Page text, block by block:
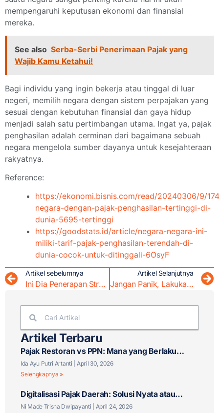
mempengaruhi keputusan ekonomi dan finansial
mereka.
See also Serba-Serbi Penerimaan Pajak yang
Wajib Kamu Ketahui!
Bagi individu yang ingin bekerja atau tinggal di luar
negeri, memilih negara dengan sistem perpajakan yang
sesuai dengan kebutuhan finansial dan gaya hidup
menjadi salah satu pertimbangan utama. Ingat ya, pajak
penghasilan adalah cerminan dari bagaimana sebuah
negara mengelola sumber dayanya untuk kesejahteraan
rakyatnya.
Reference:
https://ekonomi.bisnis.com/read/20240306/9/
negara-dengan-pajak-penghasilan-tertinggi-di-
dunia-5695-tertinggi
https://goodstats.id/article/negara-negara-ini-
miliki-tarif-pajak-penghasilan-terendah-di-
dunia-cocok-untuk-ditinggali-6OsyF
Artikel sebelumnya
Ini Dia Penerapan Strategi dalam Tax Planning
Artikel Selanjutnya
Jangan Panik, Lakukan Hal Ini Jika Anda Kehilangan Bukti Setor Pajak
Artikel Terbaru
Pajak Restoran vs PPN: Mana yang Berlaku
untuk Bisnis F&B Anda?
Ida Ayu Putri Artanti
April 30, 2026
Selengkapnya »
Digitalisasi Pajak Daerah: Solusi Nyata atau
Tantangan Baru?
Ni Made Trisna Dwipayanti
April 24, 2026